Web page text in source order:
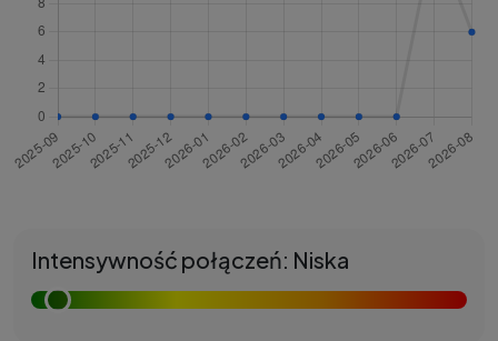
Intensywność połączeń: Niska